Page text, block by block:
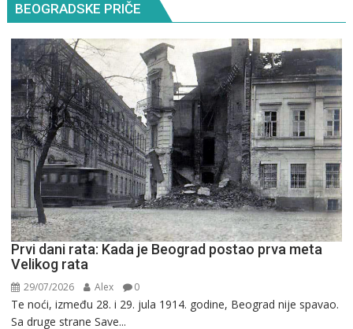
BEOGRADSKE PRIČE
Prvi dani rata: Kada je Beograd postao prva meta
Velikog rata
29/07/2026 Alex 0
Te noći, između 28. i 29. jula 1914. godine, Beograd nije spavao.
Sa druge strane Save...